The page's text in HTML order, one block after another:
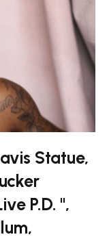
Statue,
P.D. '',